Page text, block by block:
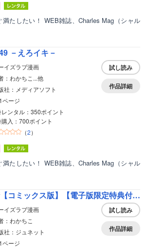
たしたい！ WEB雑誌、Charles Mag（シャル
－えろイキ－
イズラブ漫画
：わかちこ...他
社：メディアソフト
ページ
レンタル：350ポイント
購入：700ポイント
（2）
試し読み
作品詳細
たしたい！ WEB雑誌、Charles Mag（シャル
幼なじみ淫魔事情【コミックス版】【電子版限定特典付き】
イズラブ漫画
：わかちこ
社：ジュネット
ページ
試し読み
作品詳細